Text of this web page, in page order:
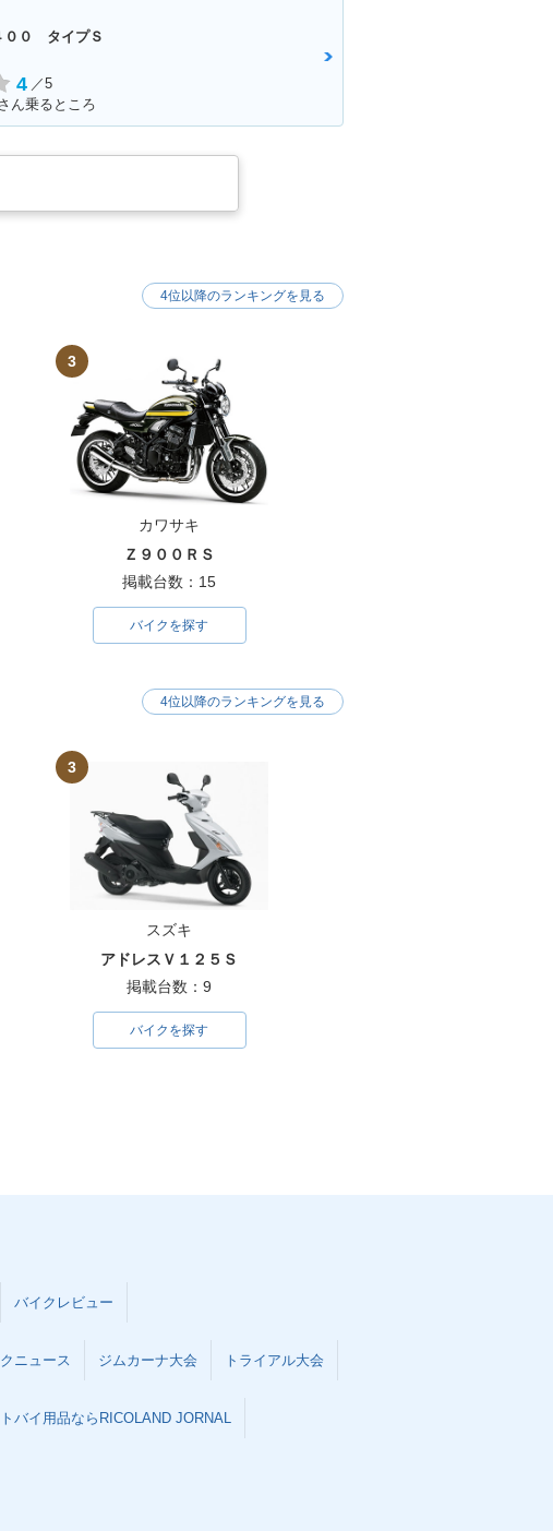
００ タイプＳ
4 ／5
ん乗るところ
3
カワサキ
Ｚ９００ＲＳ
掲載台数：15
バイクを探す
4位以降のランキングを見る
3
スズキ
アドレスＶ１２５Ｓ
掲載台数：9
バイクを探す
4位以降のランキングを見る
バイクレビュー
ニュース ジムカーナ大会 トライアル大会
バイ用品ならRICOLAND JORNAL